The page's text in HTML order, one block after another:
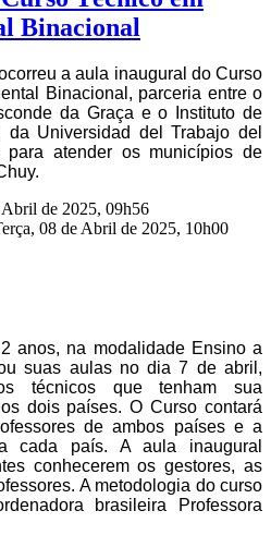
Binacional
a aula inaugural do Curso
Binacional, parceria entre o
da Graça e o Instituto de
da Universidad del Trabajo del
para atender os municípios de
de 2025, 09h56
08 de Abril de 2025, 10h00
anos, na modalidade Ensino a
suas aulas no dia 7 de abril,
técnicos que tenham sua
dois países. O Curso contará
de ambos países e a
cada país. A aula inaugural
conhecerem os gestores, as
A metodologia do curso
brasileira Professora